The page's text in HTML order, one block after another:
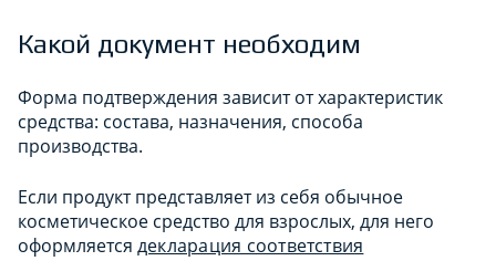
Какой документ необходим
Форма подтверждения зависит от характеристик
средства: состава, назначения, способа
производства.
Если продукт представляет из себя обычное
косметическое средство для взрослых, для него
оформляется декларация соответствия